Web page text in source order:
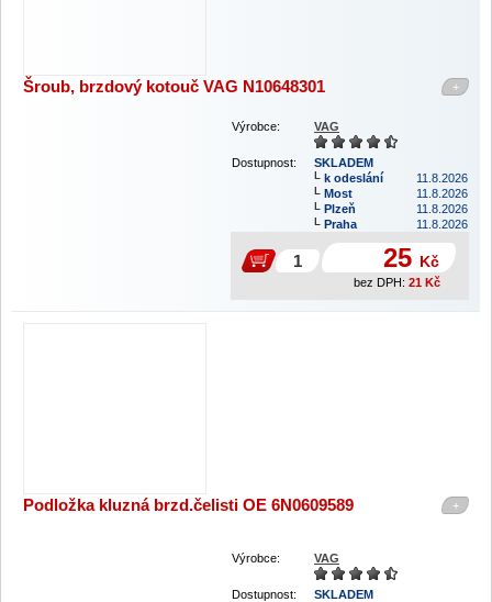
+
Šroub, brzdový kotouč VAG N10648301
Výrobce: VAG
Dostupnost:
SKLADEM
k odeslání
11.8.2026
Most
11.8.2026
Plzeň
11.8.2026
Praha
11.8.2026
25 Kč
bez DPH: 21 Kč
+
Podložka kluzná brzd.čelisti OE 6N0609589
Výrobce: VAG
Dostupnost: SKLADEM